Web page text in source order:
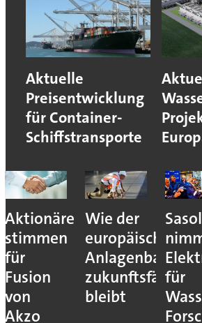
Aktuelle
Preisentwicklung
für Container-
Schiffstransporte
Aktionäre
stimmen
für
Fusion
von
Akzo
Wie der
europäische
Anlagenbau
zukunftsfähig
bleibt
Sasol
für